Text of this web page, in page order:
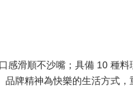
感滑順不沙嘴；具備 10 種
品牌精神為快樂的生活方式，